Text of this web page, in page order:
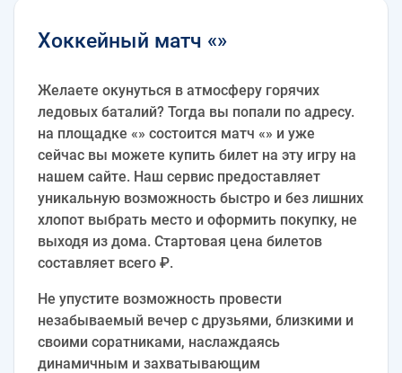
Хоккейный матч «»
Желаете окунуться в атмосферу горячих
ледовых баталий? Тогда вы попали по адресу.
на площадке «» состоится матч «» и уже
сейчас вы можете купить билет на эту игру на
нашем сайте. Наш сервис предоставляет
уникальную возможность быстро и без лишних
хлопот выбрать место и оформить покупку, не
выходя из дома. Стартовая цена билетов
составляет всего ₽.
Не упустите возможность провести
незабываемый вечер с друзьями, близкими и
своими соратниками, наслаждаясь
динамичным и захватывающим